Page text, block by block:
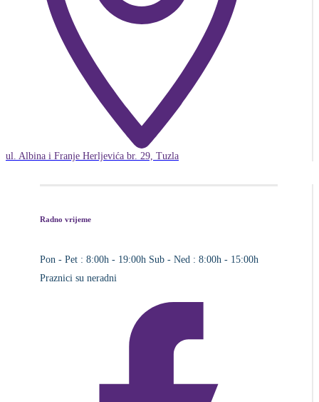
ul. Albina i Franje Herljevića br. 29, Tuzla
Radno vrijeme
Pon - Pet : 8:00h - 19:00h Sub - Ned : 8:00h - 15:00h
Praznici su neradni